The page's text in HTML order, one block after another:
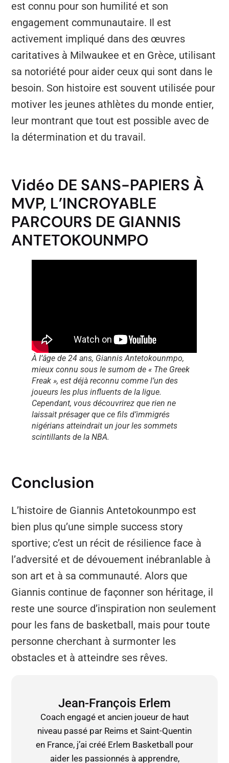
est connu pour son humilité et son
engagement communautaire. Il est
activement impliqué dans des œuvres
caritatives à Milwaukee et en Grèce, utilisant
sa notoriété pour aider ceux qui sont dans le
besoin. Son histoire est souvent utilisée pour
motiver les jeunes athlètes du monde entier,
leur montrant que tout est possible avec de
la détermination et du travail.
Vidéo DE SANS-PAPIERS À
MVP, L’INCROYABLE
PARCOURS DE GIANNIS
ANTETOKOUNMPO
À l’âge de 24 ans, Giannis Antetokounmpo,
mieux connu sous le surnom de « The Greek
Freak », est déjà reconnu comme l’un des
joueurs les plus influents de la ligue.
Cependant, vous découvrirez que rien ne
laissait présager que ce fils d’immigrés
nigérians atteindrait un jour les sommets
scintillants de la NBA.
Conclusion
L’histoire de Giannis Antetokounmpo est
bien plus qu’une simple success story
sportive; c’est un récit de résilience face à
l’adversité et de dévouement inébranlable à
son art et à sa communauté. Alors que
Giannis continue de façonner son héritage, il
reste une source d’inspiration non seulement
pour les fans de basketball, mais pour toute
personne cherchant à surmonter les
obstacles et à atteindre ses rêves.
Jean-François Erlem
Coach engagé et ancien joueur de haut
niveau passé par Reims et Saint-Quentin
en France, j’ai créé Erlem Basketball pour
aider les passionnés à apprendre,